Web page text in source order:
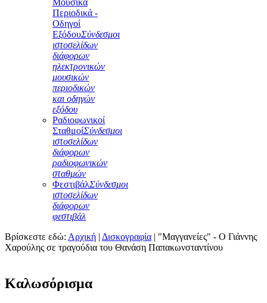
Μουσικά
Περιοδικά -
Οδηγοί
ΕξόδουΣύνδεσμοι
ιστοσελίδων
διάφορων
ηλεκτρονικών
μουσικών
περιοδικών
και οδηγών
εξόδου
Ραδιοφωνικοί
ΣταθμοίΣύνδεσμοι
ιστοσελίδων
διάφορων
ραδιοφωνικών
σταθμών
ΦεστιβάλΣύνδεσμοι
ιστοσελίδων
διάφορων
φεστιβάλ
Βρίσκεστε εδώ: Αρχική | Δισκογραφία | "Μαγγανείες" - Ο Γιάννης
Χαρούλης σε τραγούδια του Θανάση Παπακωνσταντίνου
Καλωσόρισμα